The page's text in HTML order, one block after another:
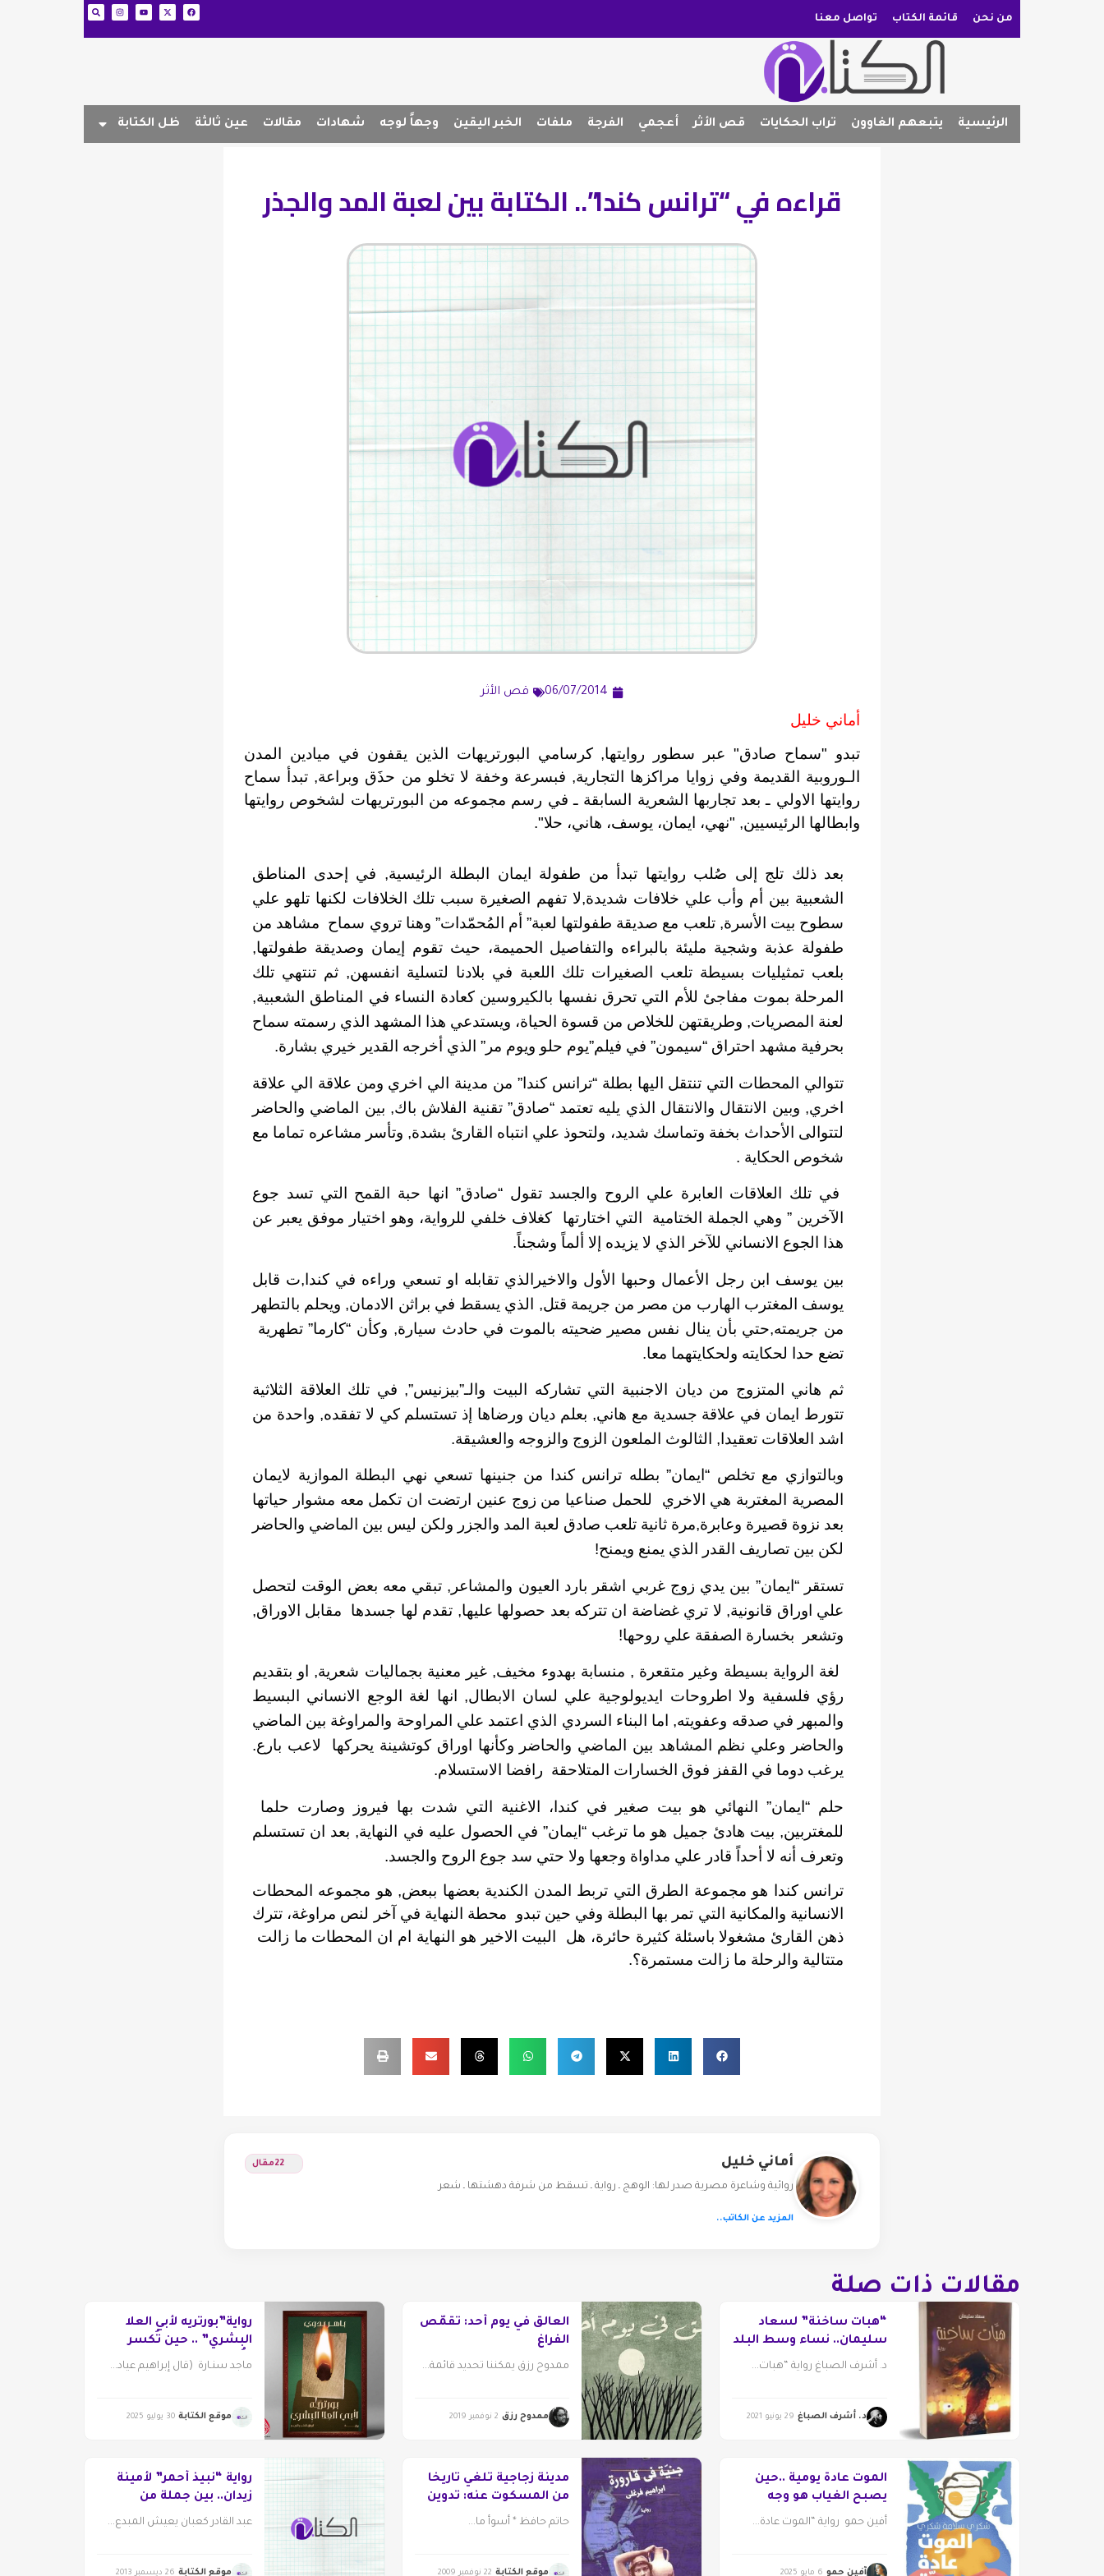
من نحن قائمة الكتاب تواصل معنا
الرئيسية يتبعهم الغاوون تراب الحكايات قص الأثر أعجمي الفرجة ملفات الخبر اليقين وجهاً لوجه شهادات مقالات عين ثالثة ظل الكتابة
قراءه في “ترانس كندا”.. الكتابة بين لعبة المد والجذر
06/07/2014 قص الأثر
أماني خليل
تبدو "سماح صادق" عبر سطور روايتها, كرسامي البورتريهات الذين يقفون في ميادين المدن
الـوروبية القديمة وفي زوايا مراكزها التجارية, فبسرعة وخفة لا تخلو من حذَق وبراعة, تبدأ سماح
روايتها الاولي ـ بعد تجاربها الشعرية السابقة ـ في رسم مجموعه من البورتريهات لشخوص روايتها
وابطالها الرئيسيين, "نهي، ايمان، يوسف، هاني، حلا".
بعد ذلك تلج إلى صُلب روايتها تبدأ من طفولة ايمان البطلة الرئيسية, في إحدى المناطق
الشعبية بين أم وأب علي خلافات شديدة,لا تفهم الصغيرة سبب تلك الخلافات لكنها تلهو علي
سطوح بيت الأسرة, تلعب مع صديقة طفولتها لعبة” أم المُحمّدات” وهنا تروي سماح مشاهد من
طفولة عذبة وشجية مليئة بالبراءه والتفاصيل الحميمة، حيث تقوم إيمان وصديقة طفولتها,
بلعب تمثيليات بسيطة تلعب الصغيرات تلك اللعبة في بلادنا لتسلية انفسهن, ثم تنتهي تلك
المرحلة بموت مفاجئ للأم التي تحرق نفسها بالكيروسين كعادة النساء في المناطق الشعبية,
لعنة المصريات, وطريقتهن للخلاص من قسوة الحياة، ويستدعي هذا المشهد الذي رسمته سماح
بحرفية مشهد احتراق “سيمون” في فيلم”يوم حلو ويوم مر” الذي أخرجه القدير خيري بشارة.
تتوالي المحطات التي تنتقل اليها بطلة “ترانس كندا” من مدينة الي اخري ومن علاقة الي علاقة
اخري, وبين الانتقال والانتقال الذي يليه تعتمد “صادق” تقنية الفلاش باك, بين الماضي والحاضر
لتتوالى الأحداث بخفة وتماسك شديد، ولتحوذ علي انتباه القارئ بشدة, وتأسر مشاعره تماما مع
شخوص الحكاية .
في تلك العلاقات العابرة علي الروح والجسد تقول “صادق” انها حبة القمح التي تسد جوع
الآخرين ” وهي الجملة الختامية التي اختارتها كغلاف خلفي للرواية، وهو اختيار موفق يعبر عن
هذا الجوع الانساني للآخر الذي لا يزيده إلا ألماً وشجناً.
بين يوسف ابن رجل الأعمال وحبها الأول والاخيرالذي تقابله او تسعي وراءه في كندا,ت قابل
يوسف المغترب الهارب من مصر من جريمة قتل, الذي يسقط في براثن الادمان, ويحلم بالتطهر
من جريمته,حتي بأن ينال نفس مصير ضحيته بالموت في حادث سيارة, وكأن “كارما” تطهرية
تضع حدا لحكايته ولحكايتهما معا.
ثم هاني المتزوج من ديان الاجنبية التي تشاركه البيت والـ”بيزنيس”, في تلك العلاقة الثلاثية
تتورط ايمان في علاقة جسدية مع هاني, بعلم ديان ورضاها إذ تستسلم كي لا تفقده, واحدة من
اشد العلاقات تعقيدا, الثالوث الملعون الزوج والزوجه والعشيقة.
وبالتوازي مع تخلص “ايمان” بطله ترانس كندا من جنينها تسعي نهي البطلة الموازية لايمان
المصرية المغتربة هي الاخري للحمل صناعيا من زوج عنين ارتضت ان تكمل معه مشوار حياتها
بعد نزوة قصيرة وعابرة,مرة ثانية تلعب صادق لعبة المد والجزر ولكن ليس بين الماضي والحاضر
لكن بين تصاريف القدر الذي يمنع ويمنح!
تستقر “ايمان” بين يدي زوج غربي اشقر بارد العيون والمشاعر, تبقي معه بعض الوقت لتحصل
علي اوراق قانونية, لا تري غضاضة ان تتركه بعد حصولها عليها, تقدم لها جسدها مقابل الاوراق,
وتشعر بخسارة الصفقة علي روحها!
لغة الرواية بسيطة وغير متقعرة , منسابة بهدوء مخيف, غير معنية بجماليات شعرية, او بتقديم
رؤي فلسفية ولا اطروحات ايديولوجية علي لسان الابطال, انها لغة الوجع الانساني البسيط
والمبهر في صدقه وعفويته, اما البناء السردي الذي اعتمد علي المراوحة والمراوغة بين الماضي
والحاضر وعلي نظم المشاهد بين الماضي والحاضر وكأنها اوراق كوتشينة يحركها لاعب بارع.
يرغب دوما في القفز فوق الخسارات المتلاحقة رافضا الاستسلام.
حلم “ايمان” النهائي هو بيت صغير في كندا، الاغنية التي شدت بها فيروز وصارت حلما
للمغتربين, بيت هادئ جميل هو ما ترغب “ايمان” في الحصول عليه في النهاية, بعد ان تستسلم
وتعرف أنه لا أحداً قادر علي مداواة وجعها ولا حتي سد جوع الروح والجسد.
ترانس كندا هو مجموعة الطرق التي تربط المدن الكندية بعضها ببعض, هو مجموعه المحطات
الانسانية والمكانية التي تمر بها البطلة وفي حين تبدو محطة النهاية في آخر لنص مراوغة، تترك
ذهن القارئ مشغولا باسئلة كثيرة حائرة، هل البيت الاخير هو النهاية ام ان المحطات ما زالت
متتالية والرحلة ما زالت مستمرة؟.
أماني خليل 22مقال
روائية وشاعرة مصرية صدر لها: الوهج ـ رواية ـ تسقط من شرفة دهشتها ـ شعر
المزيد عن الكاتب..
مقالات ذات صلة
“هبات ساخنة” لسعاد
سليمان.. نساء وسط البلد
وعشوائية الحياة
د. أشرف الصباغ رواية “هبات...
د. أشرف الصباغ 29 يونيو 2021
العالق في يوم أحد: تقمّص
الفراغ
ممدوح رزق يمكننا تحديد قائمة...
ممدوح رزق 2 نوفمبر 2019
رواية”بورتريه لأبي العلا
البشري” .. حين تُكسر
الأُطُر
ماجد سنـارة (قال إبراهيم عياد...
موقع الكتابة 30 يوليو 2025
الموت عادة يومية ..حين
يصبح الغياب هو وجه
الحياة
أفين حمو رواية “الموت عادة...
آفين حمو 6 مايو 2025
مدينة زجاجية تلغي تاريخا
من المسكوت عنه: تدوين
الذات ومحوها
حاتم حافظ * أسوأ ما...
موقع الكتابة 22 نوفمبر 2009
رواية “نبيذ أحمر” لأمينة
زيدان.. بين جملة من
الذكريات والتاريخ
عبد القادر كعبان يعيش المبدع...
موقع الكتابة 26 ديسمبر 2013